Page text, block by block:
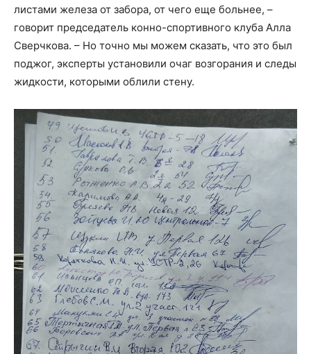
листами железа от забора, от чего еще больнее, –
говорит председатель конно-спортивного клуба Алла
Сверчкова. – Но точно мы можем сказать, что это был
поджог, эксперты установили очаг возгорания и следы
жидкости, которыми облили стену.